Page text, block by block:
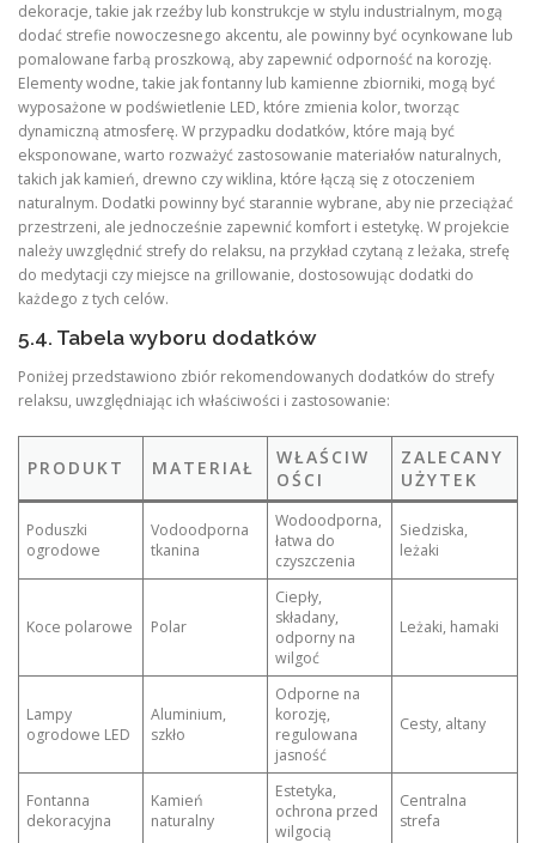
dekoracje, takie jak rzeźby lub konstrukcje w stylu industrialnym, mogą
dodać strefie nowoczesnego akcentu, ale powinny być ocynkowane lub
pomalowane farbą proszkową, aby zapewnić odporność na korozję.
Elementy wodne, takie jak fontanny lub kamienne zbiorniki, mogą być
wyposażone w podświetlenie LED, które zmienia kolor, tworząc
dynamiczną atmosferę. W przypadku dodatków, które mają być
eksponowane, warto rozważyć zastosowanie materiałów naturalnych,
takich jak kamień, drewno czy wiklina, które łączą się z otoczeniem
naturalnym. Dodatki powinny być starannie wybrane, aby nie przeciążać
przestrzeni, ale jednocześnie zapewnić komfort i estetykę. W projekcie
należy uwzględnić strefy do relaksu, na przykład czytaną z leżaka, strefę
do medytacji czy miejsce na grillowanie, dostosowując dodatki do
każdego z tych celów.
5.4. Tabela wyboru dodatków
Poniżej przedstawiono zbiór rekomendowanych dodatków do strefy
relaksu, uwzględniając ich właściwości i zastosowanie:
PRODUKT MATERIAŁ
WŁAŚCIW
OŚCI
ZALECANY
UŻYTEK
Poduszki
ogrodowe
Vodoodporna
tkanina
Wodoodporna,
łatwa do
czyszczenia
Siedziska,
leżaki
Koce polarowe Polar
Ciepły,
składany,
odporny na
wilgoć
Leżaki, hamaki
Lampy
ogrodowe LED
Aluminium,
szkło
Odporne na
korozję,
regulowana
jasność
Cesty, altany
Fontanna
dekoracyjna
Kamień
naturalny
Estetyka,
ochrona przed
wilgocią
Centralna
strefa